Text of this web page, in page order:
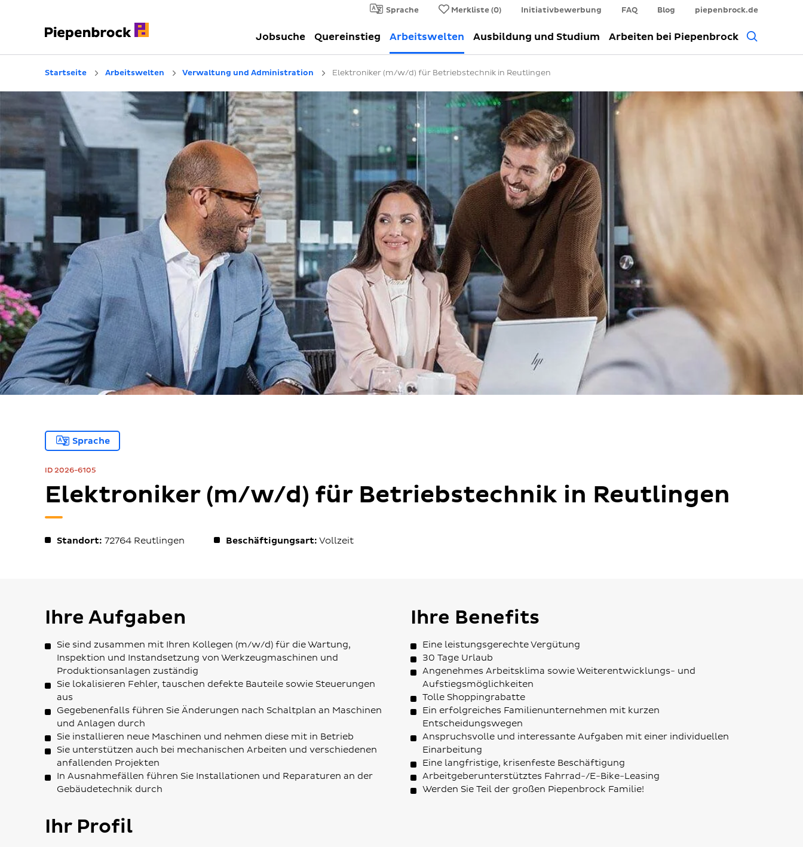
Sprache Merkliste (0) Initiativbewerbung FAQ Blog piepenbrock.de
Jobsuche Quereinstieg Arbeitswelten Ausbildung und Studium Arbeiten bei Piepenbrock
Startseite Arbeitswelten Verwaltung und Administration Elektroniker (m/w/d) für Betriebstechnik in Reutlingen
Sprache
ID 2026-6105
Elektroniker (m/w/d) für Betriebstechnik in Reutlingen
Standort: 72764 Reutlingen Beschäftigungsart: Vollzeit
Ihre Aufgaben
Sie sind zusammen mit Ihren Kollegen (m/w/d) für die Wartung,
Inspektion und Instandsetzung von Werkzeugmaschinen und
Produktionsanlagen zuständig
Sie lokalisieren Fehler, tauschen defekte Bauteile sowie Steuerungen
aus
Gegebenenfalls führen Sie Änderungen nach Schaltplan an Maschinen
und Anlagen durch
Sie installieren neue Maschinen und nehmen diese mit in Betrieb
Sie unterstützen auch bei mechanischen Arbeiten und verschiedenen
anfallenden Projekten
In Ausnahmefällen führen Sie Installationen und Reparaturen an der
Gebäudetechnik durch
Ihr Profil
Ihre Benefits
Eine leistungsgerechte Vergütung
30 Tage Urlaub
Angenehmes Arbeitsklima sowie Weiterentwicklungs- und
Aufstiegsmöglichkeiten
Tolle Shoppingrabatte
Ein erfolgreiches Familienunternehmen mit kurzen
Entscheidungswegen
Anspruchsvolle und interessante Aufgaben mit einer individuellen
Einarbeitung
Eine langfristige, krisenfeste Beschäftigung
Arbeitgeberunterstütztes Fahrrad-/E-Bike-Leasing
Werden Sie Teil der großen Piepenbrock Familie!